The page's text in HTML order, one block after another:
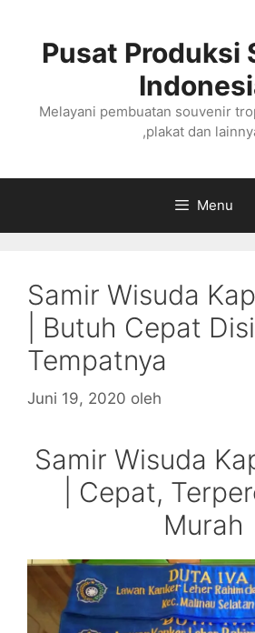
Pusat Produksi
Melayani pembuatan souvenir
,plakat dan
Menu
Samir Wisuda
| Butuh Cepat
Tempatnya
Juni 19, 2020 oleh
Samir Wisuda
| Cepat,
Murah